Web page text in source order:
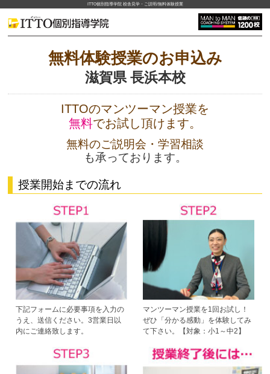
ITTO個別指導学院 校舎見学・ご説明/無料体験授業
無料体験授業のお申込み
滋賀県 長浜本校
ITTOのマンツーマン授業を
無料でお試し頂けます。
無料のご説明会・学習相談
も承っております。
授業開始までの流れ
下記フォームに必要事項を入力の
うえ、送信ください。3営業日以
内にご連絡致します。
マンツーマン授業を1回お試し！
ぜひ「分かる感動」を体験してみ
て下さい。【対象：小1～中2】